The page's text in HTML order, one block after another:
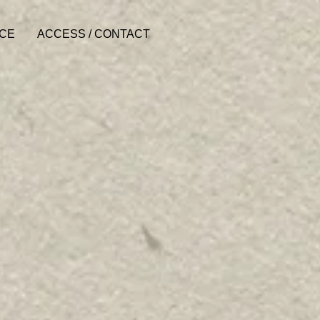
ACCESS / CONTACT